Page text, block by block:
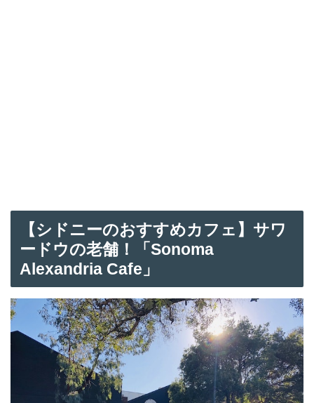
【シドニーのおすすめカフェ】サワ
ードウの老舗！「Sonoma
Alexandria Cafe」